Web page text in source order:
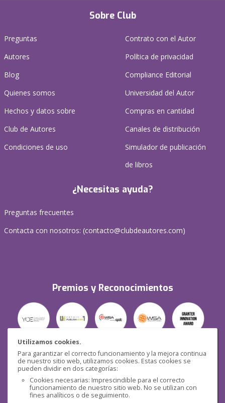
Utilizamos cookies.
Para garantizar el correcto funcionamiento y la mejora continua
de nuestro sitio web, utilizamos cookies. Estas cookies se
pueden dividir en dos categorías:
Cookies necesarias: Imprescindible para el correcto
funcionamiento de nuestro sitio web. No se utilizan con
fines analíticos o de seguimiento.
Sobre Club
Preguntas
Autores
Blog
Quienes somos
Hechos y datos sobre
Club de Autores
Condiciones de uso
Contrato con el Autor
Política de privacidad
Compliance Editorial
Universidad del Autor
Compras en cantidad
Canales de distribución
Simulador de publicación
de libros
¿Necesitas ayuda?
Preguntas frecuentes
Contacta con nosotros: (contacto@clubdeautores.com)
Premios y Reconocimientos
Seguridad